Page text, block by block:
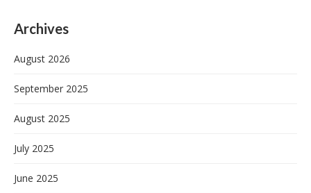
Archives
August 2026
September 2025
August 2025
July 2025
June 2025